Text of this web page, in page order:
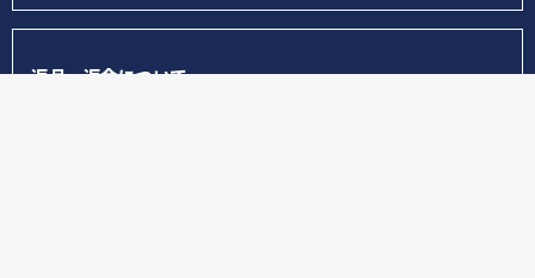
返品・返金について